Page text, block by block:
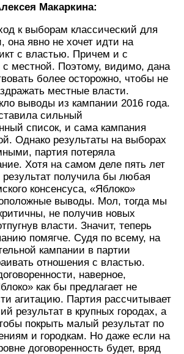
Макаркина:
к выборам классический для
она явно не хочет идти на
с властью. Причем и с
местной. Поэтому, видимо, дана
более осторожно, чтобы не
местные власти.
выводы из кампании 2016 года.
сильный
список, и сама кампания
Однако результаты на выборах
партия потеряла
Хотя на самом деле пять лет
получила бы любая
консенсуса, «Яблоко»
выводы. Мол, тогда мы
не получив новых
власти. Значит, теперь
помягче. Судя по всему, на
кампании в партии
отношения с властью.
наверное,
как бы предлагает не
агитацию. Партия рассчитывает
результат в крупных городах, а
покрыть малый результат по
и городкам. Но даже если на
договоренность будет, вряд